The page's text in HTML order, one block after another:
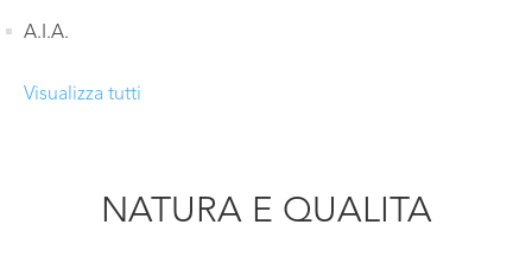
A.I.A.
Visualizza tutti
NATURA E QUALITA